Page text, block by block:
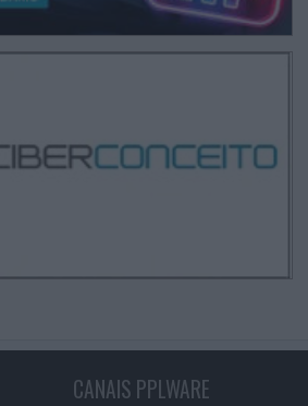
CANAIS PPLWARE